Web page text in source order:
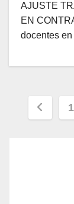
AJUSTE
EN
docentes
1